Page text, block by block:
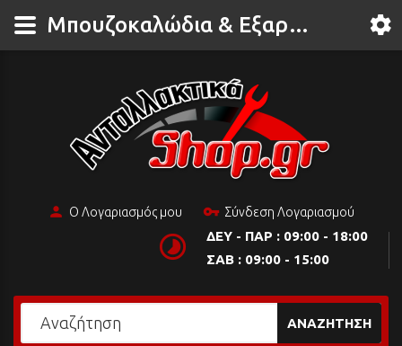
Ο Λογαριασμός μου Σύνδεση Λογαριασμού
ΔΕΥ - ΠΑΡ : 09:00 - 18:00
ΣΑΒ : 09:00 - 15:00
ΑΝΑΖΉΤΗΣΗ
Μπουζοκαλώδια & Εξαρτήματα Σύνδεσης